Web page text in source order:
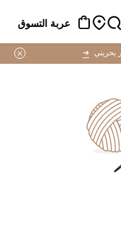
عربة التسوق
➜